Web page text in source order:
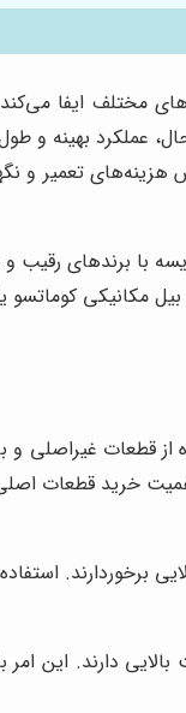
مختلف ایفا
عملکرد بهینه و
تعمیر و
با برندهای رقیب و
مکانیکی
قطعات غیراصلی و
خرید قطعات
برخوردارند.
دارند. این